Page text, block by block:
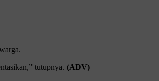
tutupnya. (ADV)